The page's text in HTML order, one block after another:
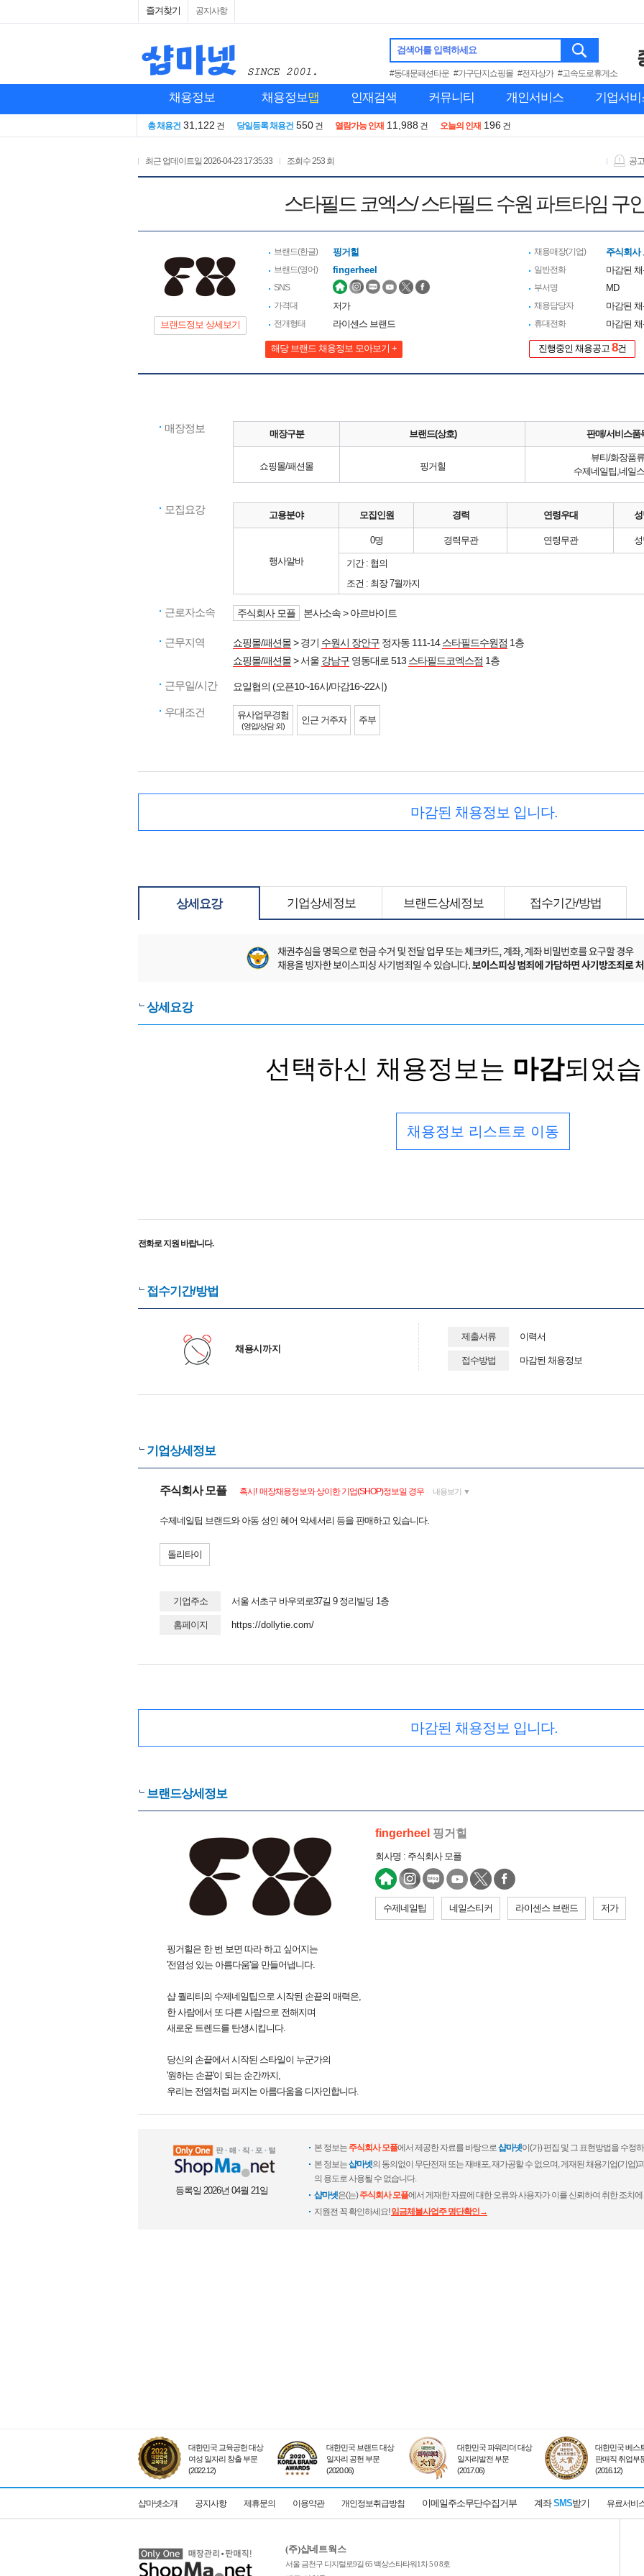
즐겨찾기 공지사항
검색어를 입력하세요
#동대문패션타운 #가구단지쇼핑몰 #전자상가 #고속도로휴게소
채용정보 채용정보맵 인재검색 커뮤니티 개인서비스 기업서비
총 채용건 31,122 건 당일등록 채용건 550 건 열람가능 인재 11,988 건 오늘의 인재 196 건
최근 업데이트일 2026-04-23 17:35:33 조회수253 회 공
스타필드 코엑스/ 스타필드 수원 파트타임 구
브랜드정보 상세보기
브랜드(한글) 핑거힐
브랜드(영어) fingerheel
SNS
가격대
저가
전개형태 라이센스 브랜드
해당 브랜드 채용정보 모아보기 +
채용매장(기업) 주식회사
일반전화 마감된
부서명 MD
채용담당자 마감된
휴대전화 마감된
진행중인 채용공고 8건
매장정보 매장구분 브랜드(상호) 판매/서비스품
쇼핑몰/패션몰 핑거힐
뷰티/화장품류
수제네일팁,네일
모집요강 고용분야 모집인원 경력 연령우대
행사알바
0명 경력무관 연령무관
기간 : 협의
조건 : 최장 7월까지
근로자소속 주식회사 모플 본사소속 > 아르바이트
근무지역 쇼핑몰/패션몰> 경기 수원시 장안구 정자동 111-14스타필드수원점 1층
쇼핑몰/패션몰> 서울 강남구 영동대로 513 스타필드코엑스점 1층
근무일/시간 요일협의 (오픈10~16시/마감16~22시)
우대조건 유사업무경험
(영업/상담 외)
인근 거주자 주부
마감된 채용정보 입니다.
상세요강 기업상세정보 브랜드상세정보 접수기간/방법
상세요강
선택하신 채용정보는 마감되었
채용정보 리스트로 이동
전화로 지원 바랍니다.
접수기간/방법
채용시까지
제출서류 이력서
접수방법 마감된 채용정보
기업상세정보
주식회사 모플 혹시! 매장채용정보와 상이한 기업(SHOP)정보일 경우 내용보기 ▼
수제네일팁 브랜드와 아동 성인 헤어 악세서리 등을 판매하고 있습니다.
돌리타이
기업주소 서울 서초구 바우뫼로37길 9 정리빌딩 1층
홈페이지 https://dollytie.com/
마감된 채용정보 입니다.
브랜드상세정보
fingerheel 핑거힐
회사명 : 주식회사 모플
수제네일팁 네일스티커 라이센스 브랜드 저가
핑거힐은 한 번 보면 따라 하고 싶어지는
'전염성 있는 아름다움'을 만들어냅니다.
샵 퀄리티의 수제네일팁으로 시작된 손끝의 매력은,
한 사람에서 또 다른 사람으로 전해지며
새로운 트렌드를 탄생시킵니다.
당신의 손끝에서 시작된 스타일이 누군가의
'원하는 손끝'이 되는 순간까지,
우리는 전염처럼 퍼지는 아름다움을 디자인합니다.
등록일 2026년 04월 21일
본 정보는 주식회사 모플에서 제공한 자료를 바탕으로샵마넷이(가) 편집 및 그 표현방법을 수정
본 정보는샵마넷의 동의없이 무단전재 또는 재배포, 재가공할 수 없으며, 게재된 채용기업(기업)
의 용도로 사용될 수 없습니다.
샵마넷은(는)주식회사 모플에서 게재한 자료에 대한 오류와 사용자가 이를 신뢰하여 취한 조치
지원전 꼭 확인하세요!임금체불사업주 명단확인→
대한민국 교육공헌 대상
여성 일자리 창출 부문
(2022.12)
대한민국 브랜드 대상
일자리 공헌 부문
(2020.06)
대한민국 파워리더 대상
일자리발전 부문
(2017.06)
대한민국 베스
판매직 취업부
(2016.12)
샵마넷소개 공지사항 제휴문의 이용약관 개인정보취급방침 이메일주소무단수집거부 계좌SMS받기 유료서비
(주)샵네트웍스
서울 금천구 디지털로9길 65 백상스타타워1차 5 0 8호